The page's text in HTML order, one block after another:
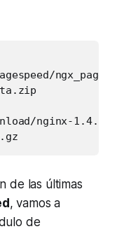
nginx-
de las últimas
, vamos a
de